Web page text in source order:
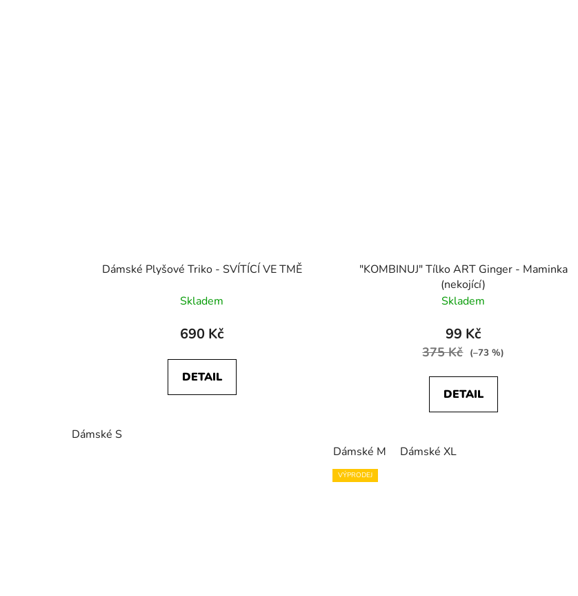
Dámské Plyšové Triko - SVÍTÍCÍ VE TMĚ
Skladem
690 Kč
DETAIL
Dámské S
"KOMBINUJ" Tílko ART Ginger - Maminka
(nekojící)
Skladem
99 Kč
375 Kč (–73 %)
DETAIL
Dámské M Dámské XL
VÝPRODEJ